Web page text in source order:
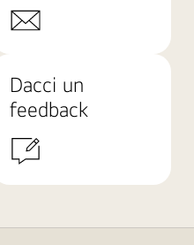
Dacci un
feedback